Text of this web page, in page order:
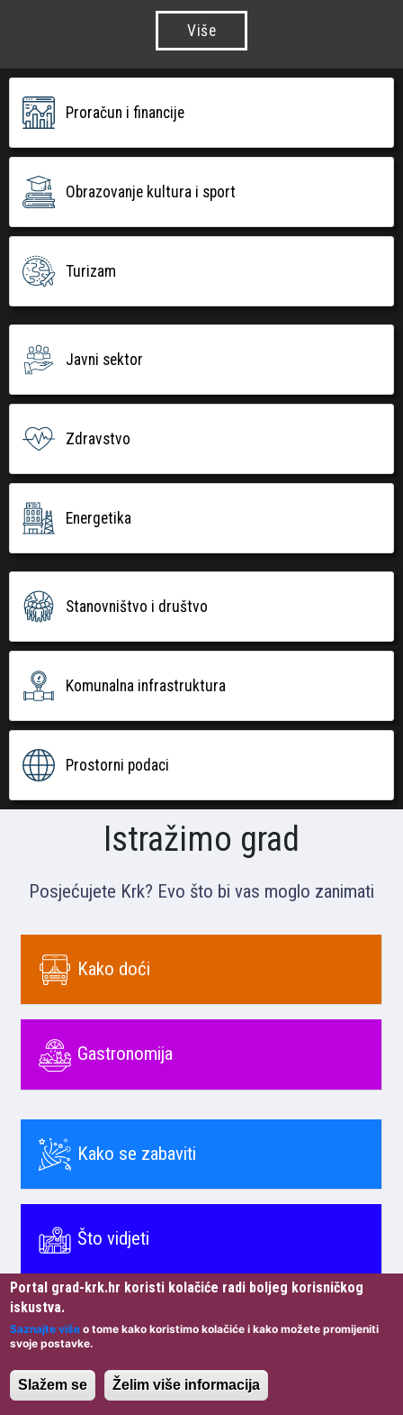
Više
Proračun i financije
Obrazovanje kultura i sport
Turizam
Javni sektor
Zdravstvo
Energetika
Stanovništvo i društvo
Komunalna infrastruktura
Prostorni podaci
Istražimo grad
Posjećujete Krk? Evo što bi vas moglo zanimati
Kako doći
Gastronomija
Kako se zabaviti
Što vidjeti
Znamenitosti
Portal grad-krk.hr koristi kolačiće radi boljeg korisničkog
iskustva.
Saznajte više o tome kako koristimo kolačiće i kako možete promijeniti
svoje postavke.
Slažem se Želim više informacija